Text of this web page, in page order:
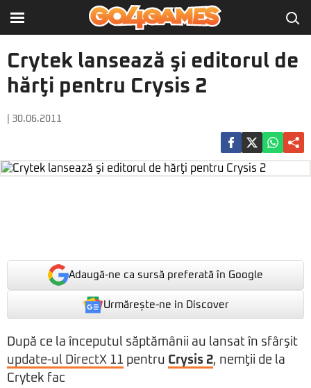
Crytek lansează şi editorul de
hărţi pentru Crysis 2
| 30.06.2011
Adaugă-ne ca sursă preferată în Google
Urmărește-ne in Discover
După ce la începutul săptămânii au lansat în sfârşit
update-ul DirectX 11 pentru Crysis 2, nemţii de la
Crytek fac